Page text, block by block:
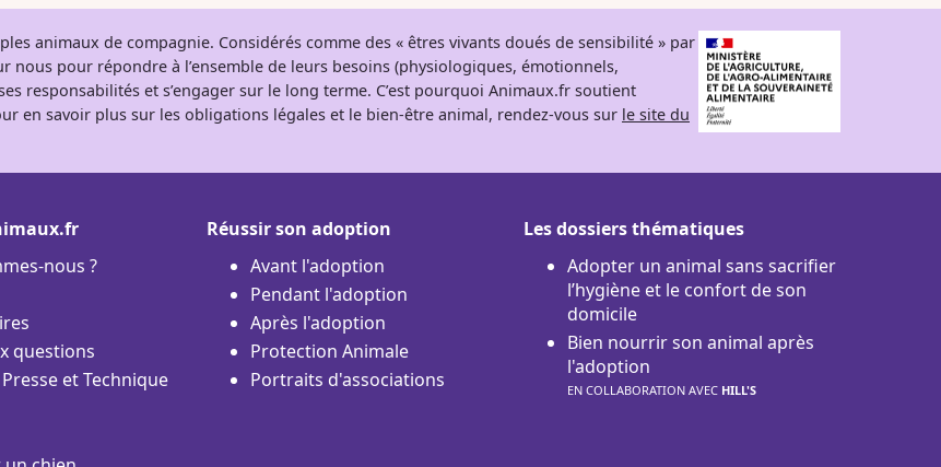
animaux de compagnie. Considérés comme des « êtres vivants doués de sensibilité » par
nous pour répondre à l’ensemble de leurs besoins (physiologiques, émotionnels,
responsabilités et s’engager sur le long terme. C’est pourquoi Animaux.fr soutient
en savoir plus sur les obligations légales et le bien-être animal, rendez-vous sur le site du
nous ?
questions
et Technique
Réussir son adoption
Avant l'adoption
Pendant l'adoption
Après l'adoption
Protection Animale
Portraits d'associations
Les dossiers thématiques
Adopter un animal sans sacrifier
l’hygiène et le confort de son
domicile
Bien nourrir son animal après
l'adoption
EN COLLABORATION AVEC HILL'S